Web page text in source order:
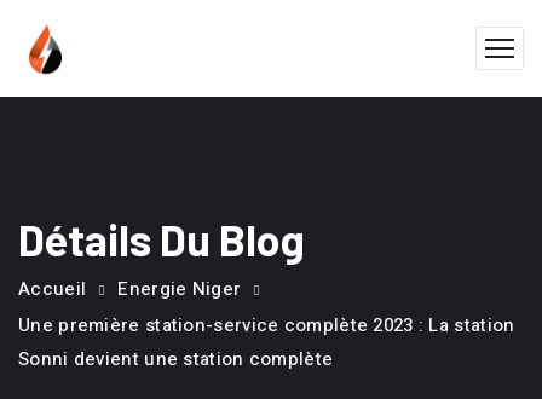
Détails Du Blog
Accueil
Energie Niger
Une première station-service complète 2023 : La station
Sonni devient une station complète